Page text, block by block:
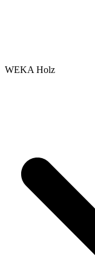
WEKA Holz